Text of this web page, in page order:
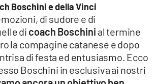
Boschini e della Vinci
di sudore e di
di coach Boschini al termine
la compagine catanese e dopo
di festa ed entusiasmo. Ecco
Boschini in esclusiva ai nostri